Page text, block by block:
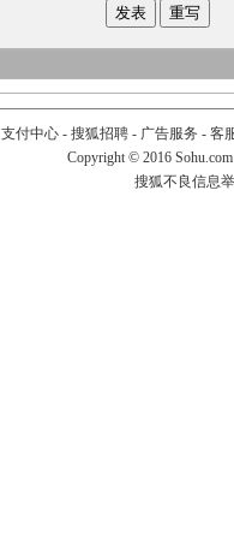
支付中心- 搜狐招聘- 广告服务 - 客
Copyright © 2016
搜狐不良信息